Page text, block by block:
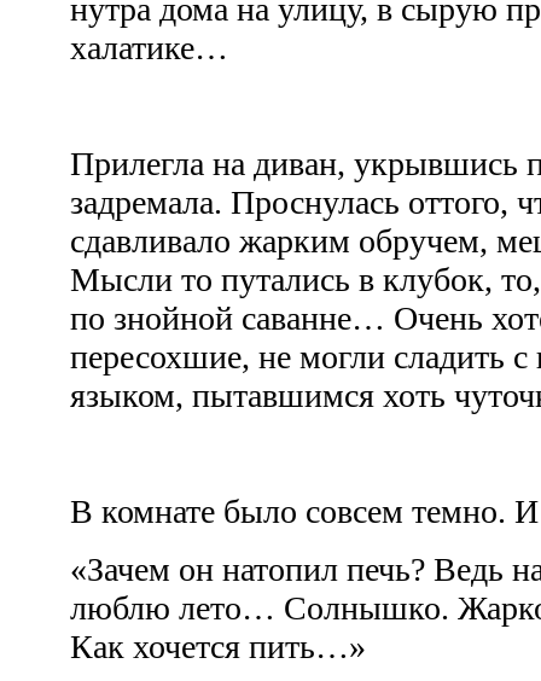
нутра дома на улицу, в сырую
халатике…
Прилегла на диван, укрывшись
задремала. Проснулась оттого,
сдавливало жарким обручем,
Мысли то путались в клубок, то,
по знойной саванне… Очень
пересохшие, не могли сладить
языком, пытавшимся хоть
В комнате было совсем темно.
«Зачем он натопил печь? Ведь
люблю лето… Солнышко.
Как хочется пить…»